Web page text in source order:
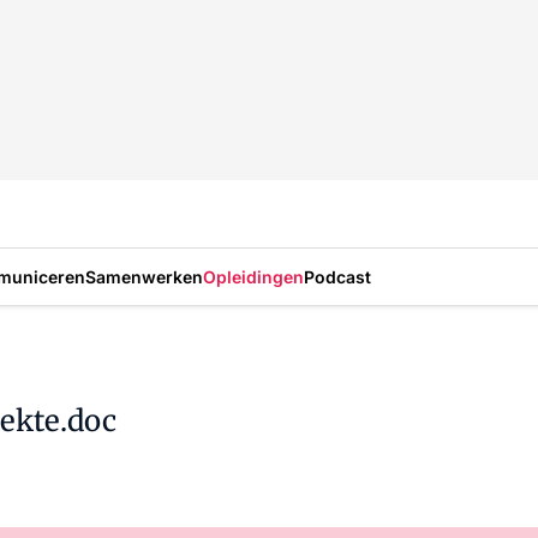
SamenwerkenOpleidingenPodcast